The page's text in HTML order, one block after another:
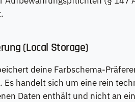
(Local Storage)
deine Farbschema-
Es handelt sich um eine rein
Daten enthält und nicht an